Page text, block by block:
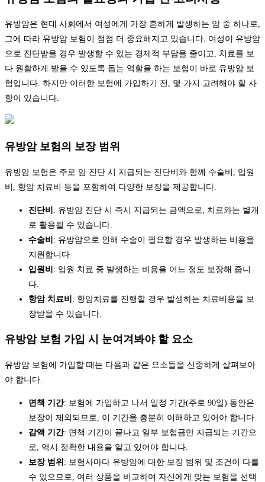
유방암은 현대 사회에서 여성에게 가장 흔하게 발생하는 암 중 하나로,
그에 따라 유방암 보험이 점점 더 중요해지고 있습니다. 여성이 유방암
으로 진단받을 경우 발생할 수 있는 경제적 부담을 줄이고, 치료를 보
다 원활하게 받을 수 있도록 돕는 역할을 하는 보험이 바로 유방암 보
험입니다. 하지만 이러한 보험에 가입하기 전, 몇 가지 고려해야 할 사
항이 있습니다.
유방암 보험의 보장 범위
유방암 보험은 주로 암 진단 시 지급되는 진단비와 함께 수술비, 입원
비, 항암 치료비 등을 포함하여 다양한 보장을 제공합니다.
진단비 : 유방암 진단 시 즉시 지급되는 금액으로, 치료와는 별개
로 활용될 수 있습니다.
수술비 : 유방암으로 인해 수술이 필요할 경우 발생하는 비용을
지원합니다.
입원비 : 입원 치료 중 발생하는 비용을 어느 정도 보장해 줍니
다.
항암 치료비 : 항암치료를 진행할 경우 발생하는 치료비용을 보
장받을 수 있습니다.
유방암 보험 가입 시 눈여겨봐야 할 요소
유방암 보험에 가입할 때는 다음과 같은 요소들을 신중하게 살펴보아
야 합니다.
면책 기간: 보험에 가입하고 나서 일정 기간(주로 90일) 동안은
보장이 제외되므로, 이 기간을 충분히 이해하고 있어야 합니다.
감액 기간: 면책 기간이 끝나고 일부 보험금만 지급되는 기간으
로, 역시 정확한 내용을 알고 있어야 합니다.
보장 범위 : 보험사마다 유방암에 대한 보장 범위 및 조건이 다를
수 있으므로, 여러 상품을 비교하여 자신에게 맞는 보험을 선택